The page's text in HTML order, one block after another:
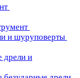
и шуруповерты
дрели и